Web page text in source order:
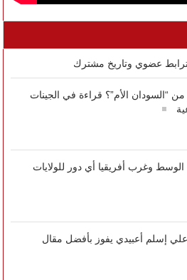
ترابط عضوي وتاريخ مشترك
“السودان الأم”؟ قراءة في الجينات
وغرب أفريقيا أي دور للولايات
علي إسلم أعبيدي يفوز بأفضل مقال